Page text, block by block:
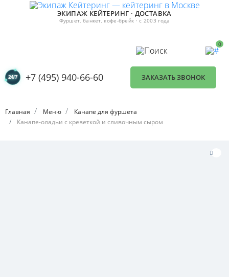
ЭКИПАЖ КЕЙТЕРИНГ · ДОСТАВКА
Фуршет, банкет, кофе-брейк · с 2003 года
0
+7 (495) 940-66-60 ЗАКАЗАТЬ ЗВОНОК
Главная Меню
Канапе для фуршета
Канапе-оладьи с креветкой и сливочным сыром